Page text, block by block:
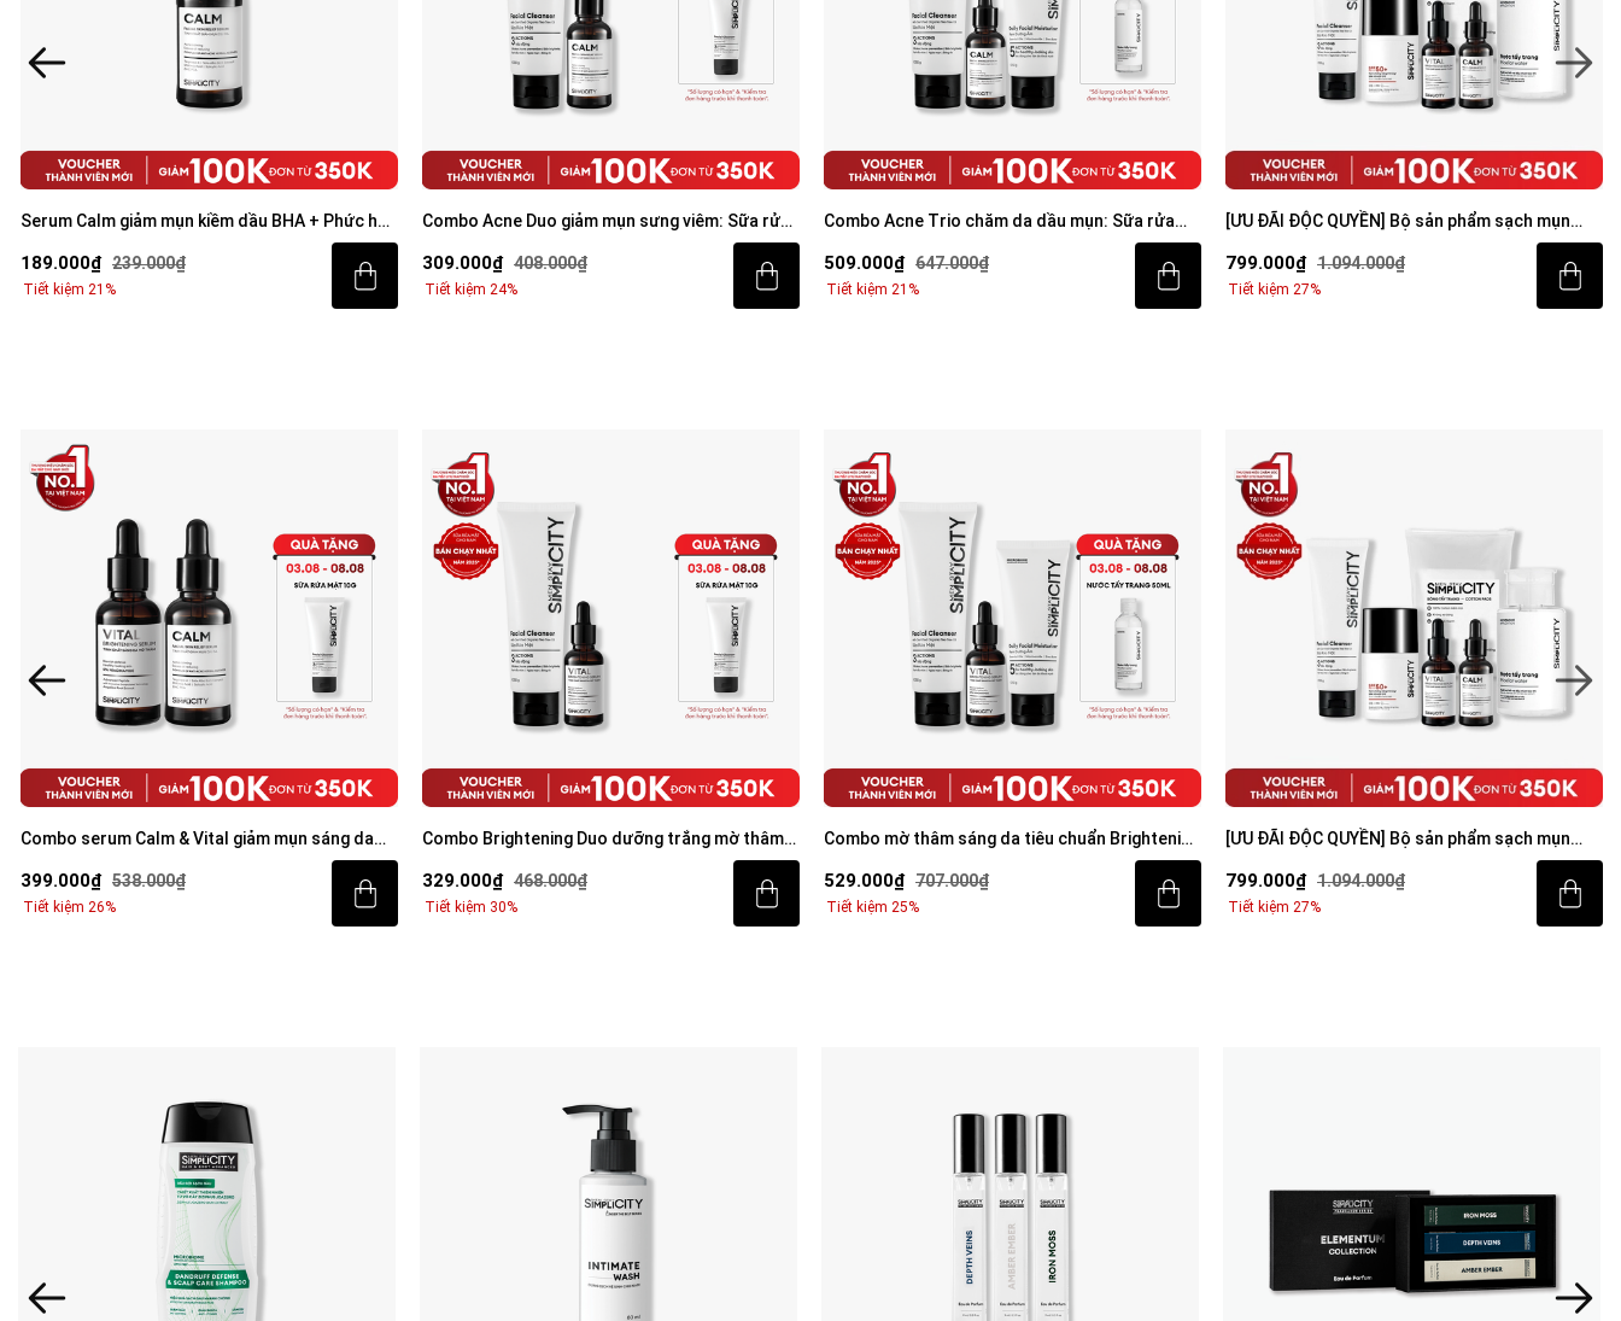
Serum Calm giảm mụn kiềm dầu BHA + Phức hợp
189.000₫ 239.000₫
Tiết kiệm 21%
Combo Acne Duo giảm mụn sưng viêm: Sữa rửa
309.000₫ 408.000₫
Tiết kiệm 24%
Combo Acne Trio chăm da dầu mụn: Sữa rửa
mặt 100g, Serum Calm 30ml, Kem dưỡng ẩm 80g
509.000₫ 647.000₫
Tiết kiệm 21%
[ƯU ĐÃI ĐỘC QUYỀN] Bộ sản phẩm sạch mụn
799.000₫ 1.094.000₫
Tiết kiệm 27%
Combo serum Calm & Vital giảm mụn sáng da
Niacinamide 30ml
399.000₫ 538.000₫
Tiết kiệm 26%
Combo Brightening Duo dưỡng trắng mờ thâm
tiết kiệm: Sữa rửa mặt 100g & Serum Vital 30ml
329.000₫ 468.000₫
Tiết kiệm 30%
Combo mờ thâm sáng da tiêu chuẩn Brightening
529.000₫ 707.000₫
Tiết kiệm 25%
[ƯU ĐÃI ĐỘC QUYỀN] Bộ sản phẩm sạch mụn
799.000₫ 1.094.000₫
Tiết kiệm 27%